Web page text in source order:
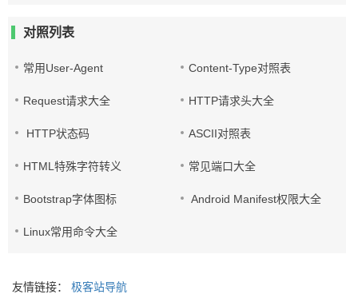
对照列表
常用User-Agent Content-Type对照表
Request请求大全 HTTP请求头大全
HTTP状态码 ASCII对照表
HTML特殊字符转义 常见端口大全
Bootstrap字体图标 Android Manifest权限大全
Linux常用命令大全
友情链接： 极客站导航